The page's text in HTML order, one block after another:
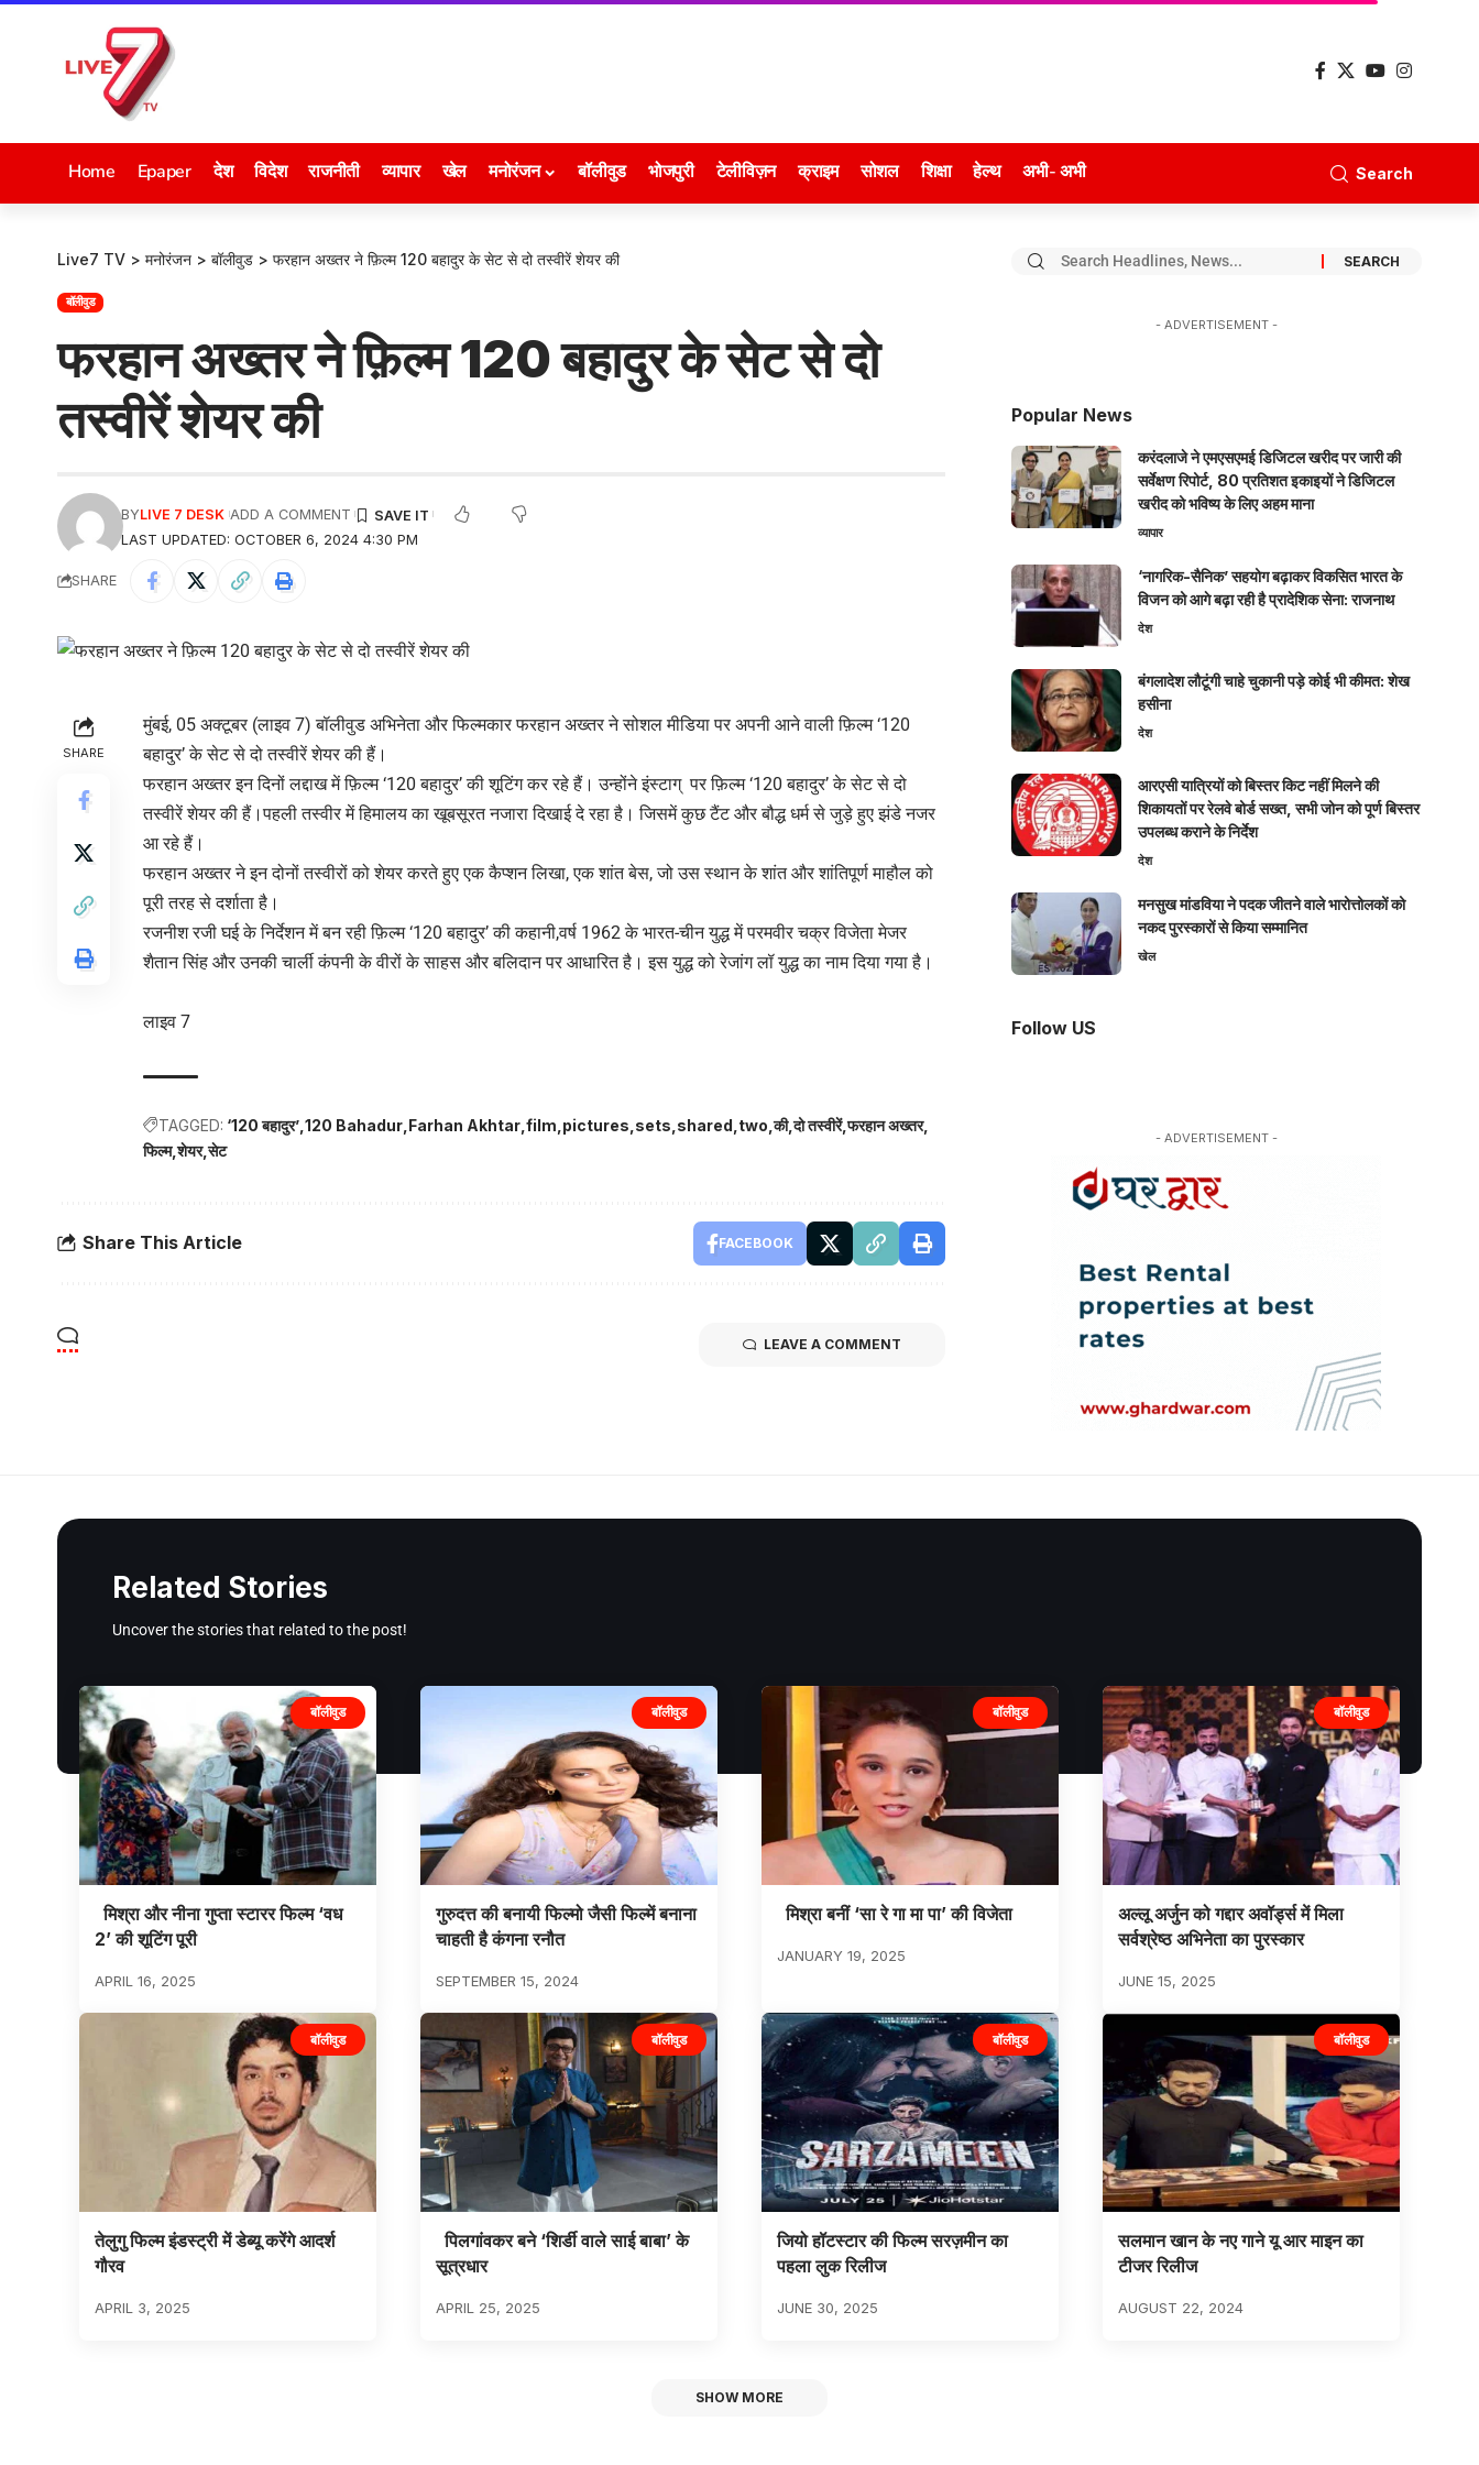
Home Epaper देश विदेश राजनीती व्यापार खेल मनोरंजन बॉलीवुड भोजपुरी टेलीविज़न क्राइम सोशल शिक्षा हेल्थ अभी- अभी Search
Live7 TV > मनोरंजन > बॉलीवुड > फरहान अख्तर ने फ़िल्म 120 बहादुर के सेट से दो तस्वीरें शेयर की
बॉलीवुड
फरहान अख्तर ने फ़िल्म 120 बहादुर के सेट से दो
तस्वीरें शेयर की
LAST UPDATED: OCTOBER 6, 2024 4:30 PM
BYLIVE 7 DESK ADD A COMMENT
SHARE
SHARE
मुंबई, 05 अक्टूबर (लाइव 7) बॉलीवुड अभिनेता और फिल्मकार फरहान अख्तर ने सोशल मीडिया पर अपनी आने वाली फ़िल्म ‘120
बहादुर’ के सेट से दो तस्वीरें शेयर की हैं।
फरहान अख्तर इन दिनों लद्दाख में फ़िल्म ‘120 बहादुर’ की शूटिंग कर रहे हैं। उन्होंने इंस्टाग् पर फ़िल्म ‘120 बहादुर’ के सेट से दो
तस्वीरें शेयर की हैं।पहली तस्वीर में हिमालय का खूबसूरत नजारा दिखाई दे रहा है। जिसमें कुछ टैंट और बौद्ध धर्म से जुड़े हुए झंडे नजर
आ रहे हैं।
फरहान अख्तर ने इन दोनों तस्वीरों को शेयर करते हुए एक कैप्शन लिखा, एक शांत बेस, जो उस स्थान के शांत और शांतिपूर्ण माहौल को
पूरी तरह से दर्शाता है।
रजनीश रजी घई के निर्देशन में बन रही फ़िल्म ‘120 बहादुर’ की कहानी,वर्ष 1962 के भारत-चीन युद्ध में परमवीर चक्र विजेता मेजर
शैतान सिंह और उनकी चार्ली कंपनी के वीरों के साहस और बलिदान पर आधारित है। इस युद्ध को रेजांग लॉ युद्ध का नाम दिया गया है।
लाइव 7
TAGGED: ‘120 बहादुर’ 120 Bahadur Farhan Akhtar film pictures sets shared two की दो तस्वीरें फरहान अख्तर
फिल्म शेयर सेट
Share This Article FACEBOOK
LEAVE A COMMENT
- ADVERTISEMENT -
Popular News
करंदलाजे ने एमएसएमई डिजिटल खरीद पर जारी की
सर्वेक्षण रिपोर्ट, 80 प्रतिशत इकाइयों ने डिजिटल
खरीद को भविष्य के लिए अहम माना
व्यापार
‘नागरिक-सैनिक’ सहयोग बढ़ाकर विकसित भारत के
विजन को आगे बढ़ा रही है प्रादेशिक सेना: राजनाथ
देश
बंगलादेश लौटूंगी चाहे चुकानी पड़े कोई भी कीमत: शेख
हसीना
देश
आरएसी यात्रियों को बिस्तर किट नहीं मिलने की
शिकायतों पर रेलवे बोर्ड सख्त, सभी जोन को पूर्ण बिस्तर
उपलब्ध कराने के निर्देश
देश
मनसुख मांडविया ने पदक जीतने वाले भारोत्तोलकों को
नकद पुरस्कारों से किया सम्मानित
खेल
Follow US
- ADVERTISEMENT -
Related Stories
Uncover the stories that related to the post!
बॉलीवुड
मिश्रा और नीना गुप्ता स्टारर फिल्म ‘वध
2’ की शूटिंग पूरी
APRIL 16, 2025
बॉलीवुड
गुरुदत्त की बनायी फिल्मो जैसी फिल्में बनाना
चाहती है कंगना रनौत
SEPTEMBER 15, 2024
बॉलीवुड
मिश्रा बनीं ‘सा रे गा मा पा’ की विजेता
JANUARY 19, 2025
बॉलीवुड
अल्लू अर्जुन को गद्दार अवॉर्ड्स में मिला
सर्वश्रेष्ठ अभिनेता का पुरस्कार
JUNE 15, 2025
बॉलीवुड
तेलुगु फिल्म इंडस्ट्री में डेब्यू करेंगे आदर्श
गौरव
APRIL 3, 2025
बॉलीवुड
पिलगांवकर बने ‘शिर्डी वाले साई बाबा’ के
सूत्रधार
APRIL 25, 2025
बॉलीवुड
जियो हॉटस्टार की फिल्म सरज़मीन का
पहला लुक रिलीज
JUNE 30, 2025
बॉलीवुड
सलमान खान के नए गाने यू आर माइन का
टीजर रिलीज
AUGUST 22, 2024
SHOW MORE